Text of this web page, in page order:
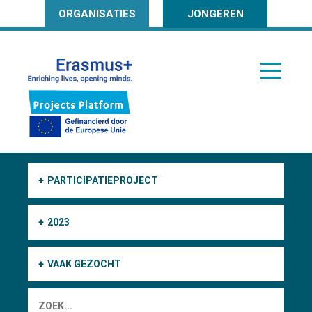
ORGANISATIES JONGEREN
PARTICIPATIEPROJECT
2023
VAAK GEZOCHT